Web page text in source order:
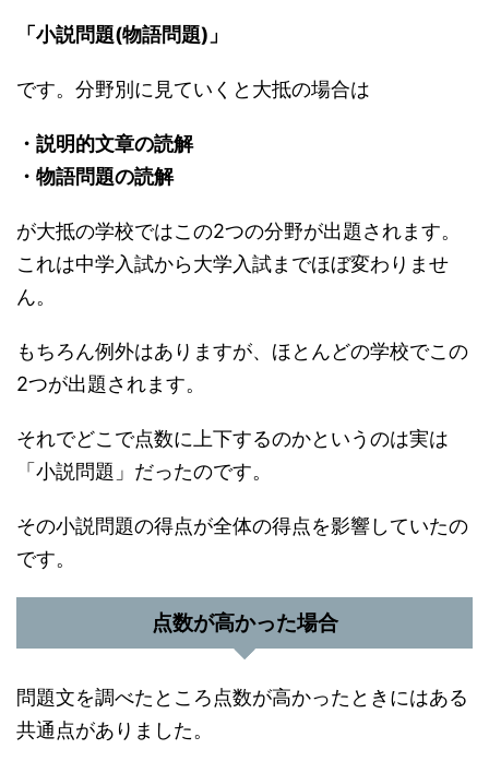
「小説問題(物語問題)」
です。分野別に見ていくと大抵の場合は
・説明的文章の読解
・物語問題の読解
が大抵の学校ではこの2つの分野が出題されます。
これは中学入試から大学入試までほぼ変わりませ
ん。
もちろん例外はありますが、ほとんどの学校でこの
2つが出題されます。
それでどこで点数に上下するのかというのは実は
「小説問題」だったのです。
その小説問題の得点が全体の得点を影響していたの
です。
点数が高かった場合
問題文を調べたところ点数が高かったときにはある
共通点がありました。